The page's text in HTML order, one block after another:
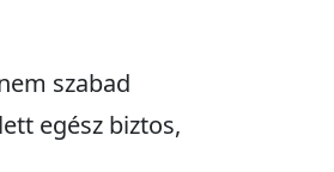
szabad
egész biztos,